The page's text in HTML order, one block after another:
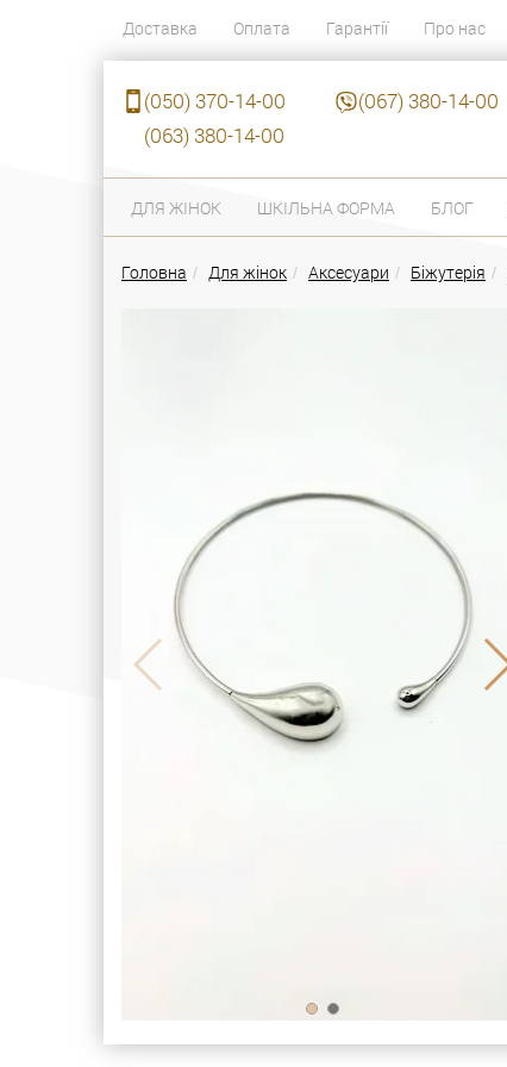
Доставка Оплата Гарантії Про нас
(050) 370-14-00
(067) 380-14-00
(063) 380-14-00
ДЛЯ ЖІНОК ШКІЛЬНА ФОРМА БЛОГ
Головна Для жінок Аксесуари Біжутерія